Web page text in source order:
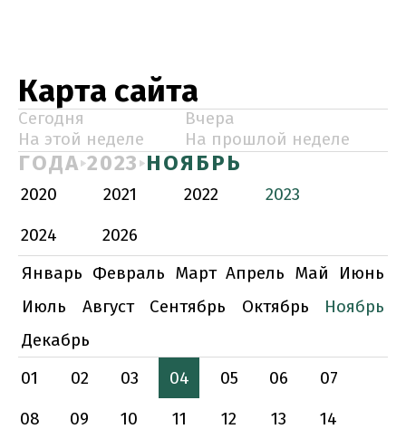
Карта сайта
Сегодня
Вчера
На этой неделе
На прошлой неделе
ГОДА 2023 НОЯБРЬ
2020 2021 2022
2023
2024
2026
Январь Февраль Март Апрель Май
Июнь
Июль
Август Сентябрь Октябрь
Ноябрь
Декабрь
01
02 03 04 05 06
07
08
09 10 11 12 13
14